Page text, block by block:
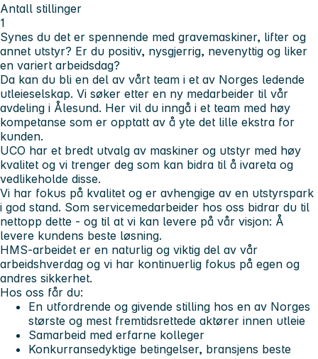
Antall stillinger
1
Synes du det er spennende med gravemaskiner, lifter og
annet utstyr? Er du positiv, nysgjerrig, nevenyttig og liker
en variert arbeidsdag?
Da kan du bli en del av vårt team i et av Norges ledende
utleieselskap. Vi søker etter en ny medarbeider til vår
avdeling i Ålesund. Her vil du inngå i et team med høy
kompetanse som er opptatt av å yte det lille ekstra for
kunden.
UCO har et bredt utvalg av maskiner og utstyr med høy
kvalitet og vi trenger deg som kan bidra til å ivareta og
vedlikeholde disse.
Vi har fokus på kvalitet og er avhengige av en utstyrspark
i god stand. Som servicemedarbeider hos oss bidrar du til
nettopp dette - og til at vi kan levere på vår visjon: Å
levere kundens beste løsning.
HMS-arbeidet er en naturlig og viktig del av vår
arbeidshverdag og vi har kontinuerlig fokus på egen og
andres sikkerhet.
Hos oss får du:
En utfordrende og givende stilling hos en av Norges
største og mest fremtidsrettede aktører innen utleie
Samarbeid med erfarne kolleger
Konkurransedyktige betingelser, bransjens beste